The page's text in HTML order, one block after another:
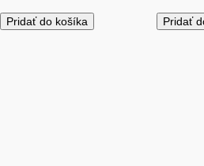
Pridať do košíka Pridať